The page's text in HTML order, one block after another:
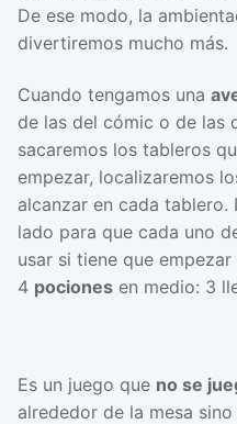
De ese modo, la
divertiremos mucho más.
Cuando tengamos una
de las del cómic o de las
sacaremos los tableros
empezar, localizaremos
alcanzar en cada tablero.
lado para que cada uno
usar si tiene que
4 pociones en medio: 3
Es un juego que no se
alrededor de la mesa